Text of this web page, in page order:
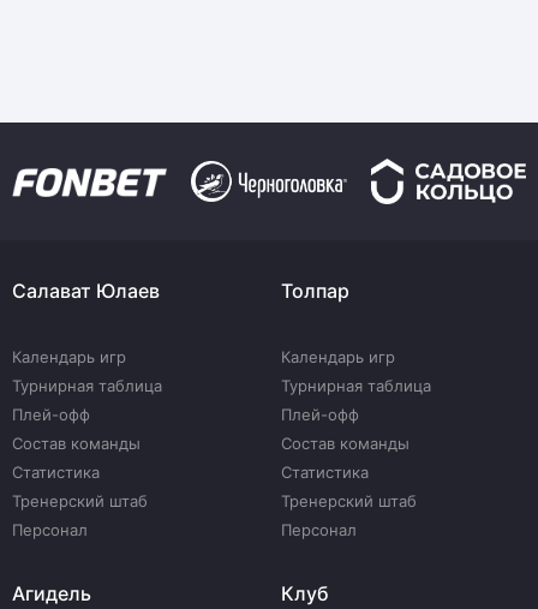
Салават Юлаев
Календарь игр
Турнирная таблица
Плей-офф
Состав команды
Статистика
Тренерский штаб
Персонал
Толпар
Календарь игр
Турнирная таблица
Плей-офф
Состав команды
Статистика
Тренерский штаб
Персонал
Агидель Клуб